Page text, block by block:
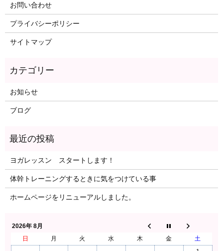
お問い合わせ
プライバシーポリシー
サイトマップ
お知らせ
ブログ
ヨガレッスン スタートします！
体幹トレーニングするときに気をつけている事
ホームページをリニューアルしました。
2026年 8月
日
月 火 水 木 金
土